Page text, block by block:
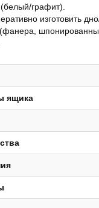
графит).
изготовить
(фанера,
ящика